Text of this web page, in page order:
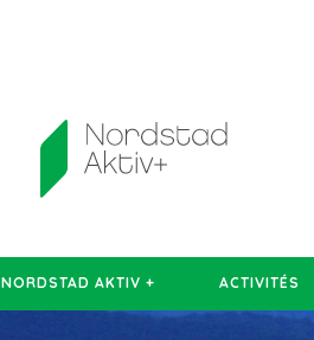
NORDSTAD AKTIV + ACTIVITÉS